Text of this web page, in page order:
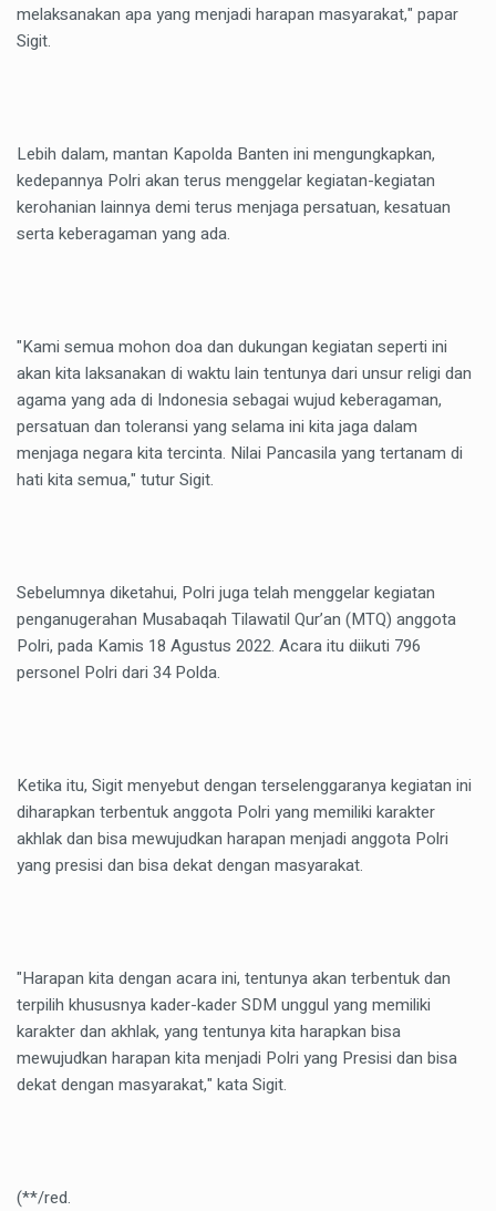
melaksanakan apa yang menjadi harapan masyarakat," papar
Sigit.
Lebih dalam, mantan Kapolda Banten ini mengungkapkan,
kedepannya Polri akan terus menggelar kegiatan-kegiatan
kerohanian lainnya demi terus menjaga persatuan, kesatuan
serta keberagaman yang ada.
"Kami semua mohon doa dan dukungan kegiatan seperti ini
akan kita laksanakan di waktu lain tentunya dari unsur religi dan
agama yang ada di Indonesia sebagai wujud keberagaman,
persatuan dan toleransi yang selama ini kita jaga dalam
menjaga negara kita tercinta. Nilai Pancasila yang tertanam di
hati kita semua," tutur Sigit.
Sebelumnya diketahui, Polri juga telah menggelar kegiatan
penganugerahan Musabaqah Tilawatil Qur’an (MTQ) anggota
Polri, pada Kamis 18 Agustus 2022. Acara itu diikuti 796
personel Polri dari 34 Polda.
Ketika itu, Sigit menyebut dengan terselenggaranya kegiatan ini
diharapkan terbentuk anggota Polri yang memiliki karakter
akhlak dan bisa mewujudkan harapan menjadi anggota Polri
yang presisi dan bisa dekat dengan masyarakat.
"Harapan kita dengan acara ini, tentunya akan terbentuk dan
terpilih khususnya kader-kader SDM unggul yang memiliki
karakter dan akhlak, yang tentunya kita harapkan bisa
mewujudkan harapan kita menjadi Polri yang Presisi dan bisa
dekat dengan masyarakat," kata Sigit.
(**/red.